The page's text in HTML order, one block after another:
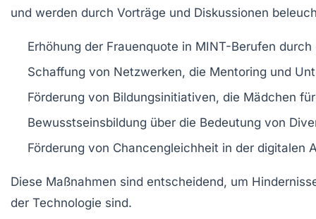
und werden durch Vorträge und Diskussionen
Erhöhung der Frauenquote in MINT-Berufen
Schaffung von Netzwerken, die Mentoring und
Förderung von Bildungsinitiativen, die Mädchen
Bewusstseinsbildung über die Bedeutung von
Förderung von Chancengleichheit in der digitalen
Diese Maßnahmen sind entscheidend, um
der Technologie sind.